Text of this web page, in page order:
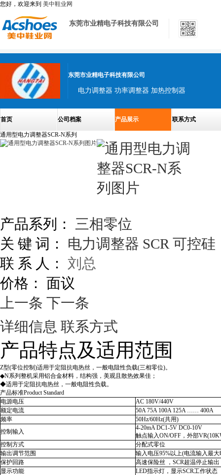
您好，欢迎来到 美中鞋业网
东莞市业精电子科技有限公司
东莞市业精电子科技有限公司
电力调整器 功率调整器 加热控制器
首页 公司档案 产品展示 联系方式
通用型电力调整器SCR-N系列
产品系列：
三相零位
关 键 词：
电力调整器 SCR 可控硅
联 系 人： 刘总
价格： 面议
上一条 下一条
详细信息 联系方式
产品特点及适用范围
Z型(零位控制)适用于定阻抗电热丝，一般电阻性负载(三相零位)。
◆N系列整机采用铝合金材料，结构强，美观且散热效果佳；
◆适用于定阻抗电热丝，一般电阻性负载。
产品标准Product Standard
电源电压
AC 180V/440V
额定电流
50A 75A 100A 125A …… 400A
频率
50Hz/60Hz(共用)
控制输入
4-20mA DC1-5V DC0-10V
触点输入ON/OFF，外部
控制方式
分配式零位
输出调节范围
输入电压95%以上(电流输入最大
保护回路
高速保险丝 ，SCR超温停止输出
显示功能
LED指示灯，显示SCR工作状态